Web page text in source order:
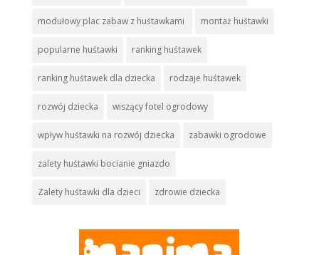
modułowy plac zabaw z huśtawkami montaż huśtawki
popularne huśtawki ranking huśtawek
ranking huśtawek dla dziecka rodzaje huśtawek
rozwój dziecka wiszący fotel ogrodowy
wpływ huśtawki na rozwój dziecka zabawki ogrodowe
zalety huśtawki bocianie gniazdo
Zalety huśtawki dla dzieci zdrowie dziecka